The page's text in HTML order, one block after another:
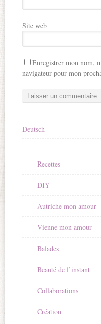
Site web
Enregistrer mon nom,
navigateur pour mon
Deutsch
Recettes
DIY
Autriche mon amour
Vienne mon amour
Balades
Beauté de l’instant
Collaborations
Création